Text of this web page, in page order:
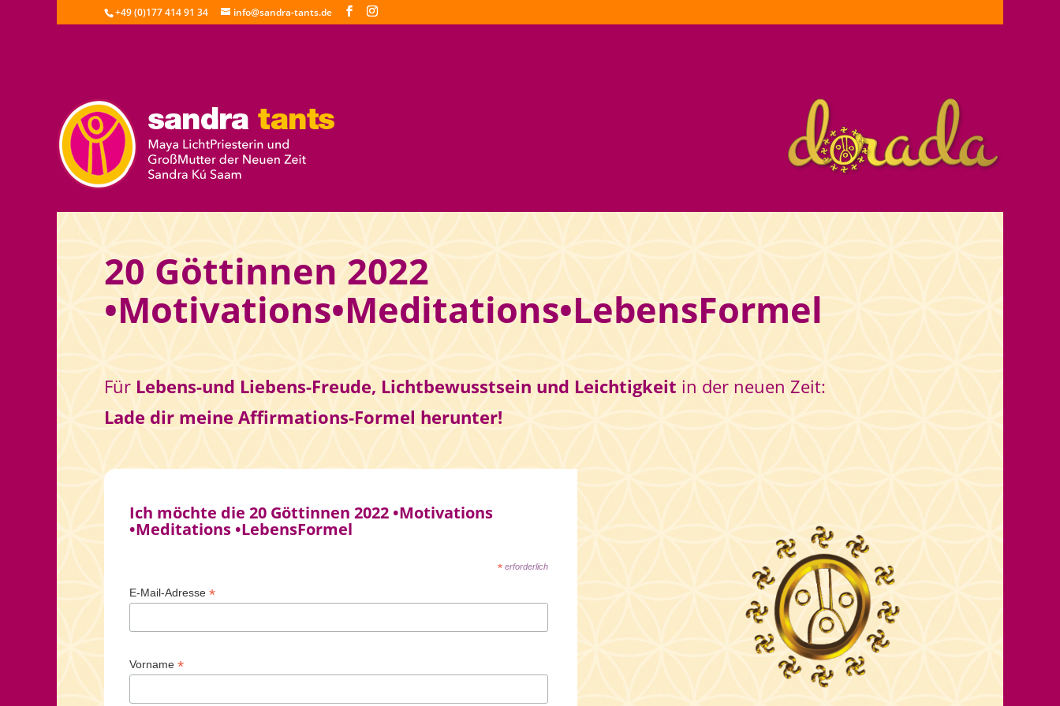
+49 (0)177 414 91 34 info@sandra-tants.de
20 Göttinnen 2022
•Motivations•Meditations•LebensFormel
Für Lebens-und Liebens-Freude, Lichtbewusstsein und Leichtigkeit in der neuen Zeit:
Lade dir meine Affirmations-Formel herunter!
Ich möchte die 20 Göttinnen 2022 •Motivations
•Meditations •LebensFormel
*erforderlich
E-Mail-Adresse*
Vorname*